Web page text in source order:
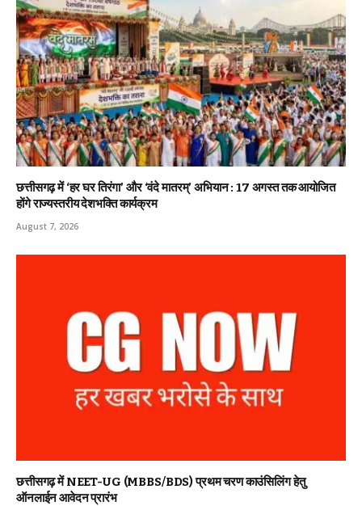
छत्तीसगढ़ में ‘हर घर तिरंगा’ और ‘वंदे मातरम्’ अभियान : 17 अगस्त तक आयोजित
होंगे राज्यस्तरीय देशभक्ति कार्यक्रम
August 7, 2026
छत्तीसगढ़ में NEET-UG (MBBS/BDS) प्रथम चरण काउंसिलिंग हेतु
ऑनलाईन आवेदन प्रारंभ